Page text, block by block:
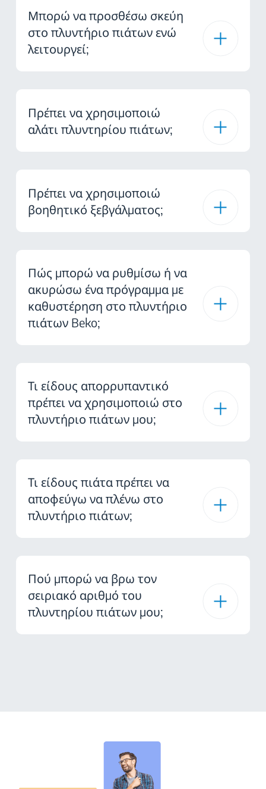
Μπορώ να προσθέσω σκεύη
στο πλυντήριο πιάτων ενώ
λειτουργεί;
Πρέπει να χρησιμοποιώ
αλάτι πλυντηρίου πιάτων;
Πρέπει να χρησιμοποιώ
βοηθητικό ξεβγάλματος;
Πώς μπορώ να ρυθμίσω ή να
ακυρώσω ένα πρόγραμμα με
καθυστέρηση στο πλυντήριο
πιάτων Beko;
Τι είδους απορρυπαντικό
πρέπει να χρησιμοποιώ στο
πλυντήριο πιάτων μου;
Τι είδους πιάτα πρέπει να
αποφεύγω να πλένω στο
πλυντήριο πιάτων;
Πού μπορώ να βρω τον
σειριακό αριθμό του
πλυντηρίου πιάτων μου;